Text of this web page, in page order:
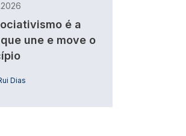
é a
une e move o
Dias